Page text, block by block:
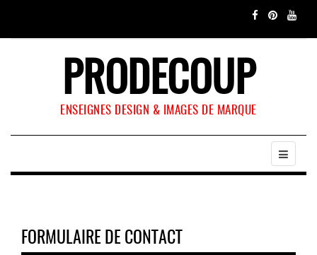
PRODECOUP
ENSEIGNES DESIGN & IMAGES DE MARQUE
FORMULAIRE DE CONTACT